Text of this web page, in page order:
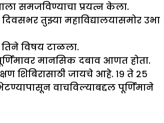
समजविण्याचा प्रयत्न केला.
तुझ्या महाविद्यालयासमोर उभा
विषय टाळला.
मानसिक दबाव आणत होता.
शिबिरासाठी जायचे आहे. १९ ते २५
वाचविल्याबद्दल पूर्णिमाने